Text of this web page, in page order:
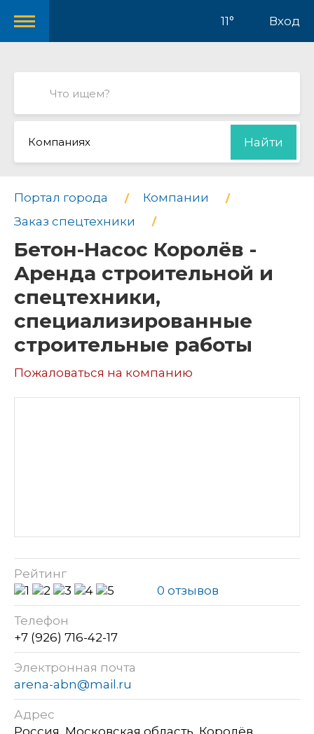
11° Вход
Компаниях Найти
Портал города
Компании
Заказ спецтехники
Бетон-Насос Королёв -
Аренда строительной и
спецтехники,
специализированные
строительные работы
Пожаловаться на компанию
Рейтинг
0 отзывов
Телефон
+7 (926) 716-42-17
Электронная почта
arena-abn@mail.ru
Адрес